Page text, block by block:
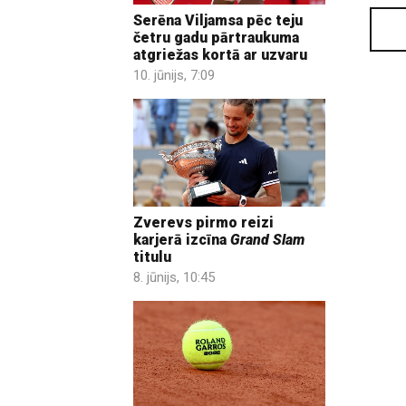
Serēna Viljamsa pēc teju
četru gadu pārtraukuma
atgriežas kortā ar uzvaru
10. jūnijs, 7:09
Zverevs pirmo reizi
karjerā izcīna Grand Slam
titulu
8. jūnijs, 10:45